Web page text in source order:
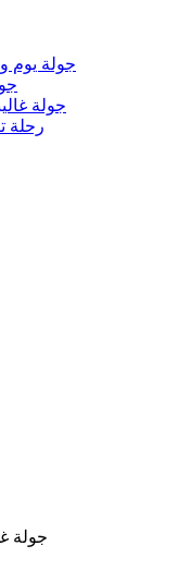
جولة يوم
جولة
رحلة
جولة